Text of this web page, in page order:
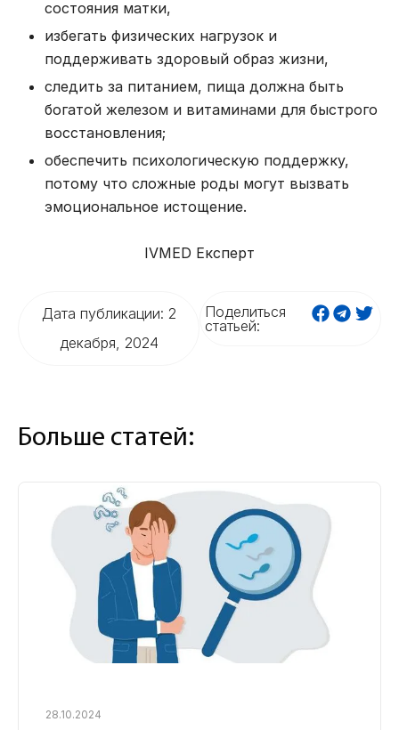
состояния матки,
избегать физических нагрузок и
поддерживать здоровый образ жизни,
следить за питанием, пища должна быть
богатой железом и витаминами для быстрого
восстановления;
обеспечить психологическую поддержку,
потому что сложные роды могут вызвать
эмоциональное истощение.
IVMED Експерт
Дата публикации: 2
декабря, 2024
Поделиться
статьей:
Больше статей:
28.10.2024